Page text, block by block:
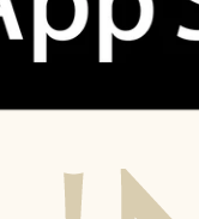
Sıkça